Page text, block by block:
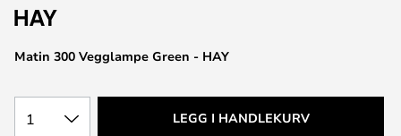
Matin 300 Vegglampe Green - HAY
1 LEGG I HANDLEKURV